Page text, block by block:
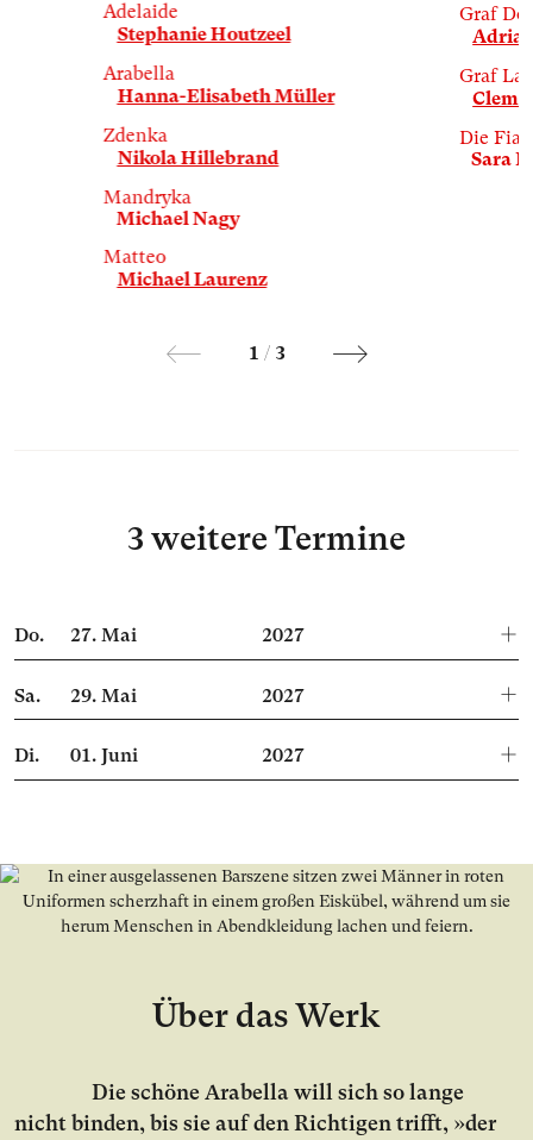
Adelaide
Stephanie Houtzeel
Arabella
Hanna-Elisabeth Müller
Zdenka
Nikola Hillebrand
Mandryka
Michael Nagy
Matteo
Michael Laurenz
Graf
Graf
Die
Sara
1 / 3
3 weitere Termine
Do. 27.Mai 2027
Sa. 29.Mai 2027
Di. 01.Juni 2027
Über das Werk
Die schö­ne Arabella will sich so lan­ge
nicht bin­den, bis sie auf den Rich­ti­gen trifft, »der